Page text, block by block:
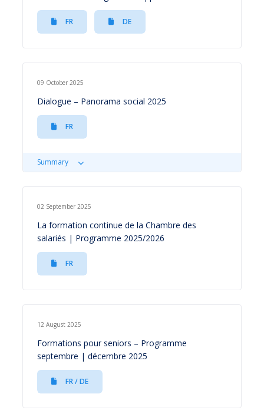
FR DE
09 October 2025
Dialogue – Panorama social 2025
FR
Summary
02 September 2025
La formation continue de la Chambre des
salariés | Programme 2025/2026
FR
12 August 2025
Formations pour seniors – Programme
septembre | décembre 2025
FR / DE